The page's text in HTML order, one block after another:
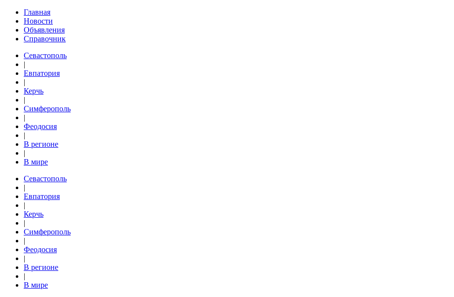
Главная
Новости
Объявления
Справочник
Севастополь
|
Евпатория
|
Керчь
|
Симферополь
|
Феодосия
|
В регионе
|
В мире
Севастополь
|
Евпатория
|
Керчь
|
Симферополь
|
Феодосия
|
В регионе
|
В мире